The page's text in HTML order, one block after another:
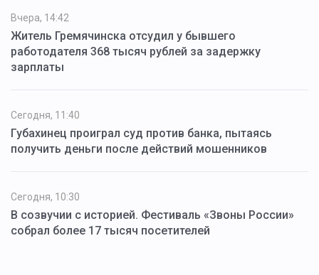
Вчера, 14:42
Житель Гремячинска отсудил у бывшего
работодателя 368 тысяч рублей за задержку
зарплаты
Сегодня, 11:40
Губахинец проиграл суд против банка, пытаясь
получить деньги после действий мошенников
Сегодня, 10:30
В созвучии с историей. Фестиваль «Звоны России»
собрал более 17 тысяч посетителей